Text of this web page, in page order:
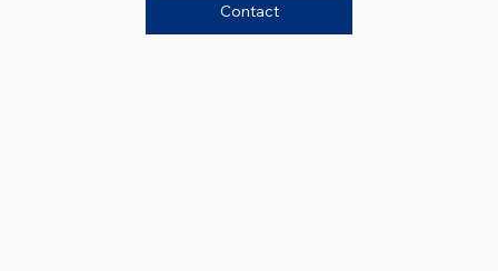
Contact